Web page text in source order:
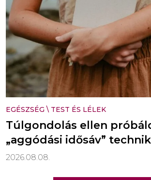
EGÉSZSÉG \ TEST ÉS LÉLEK
Túlgondolás ellen
„aggódási idősáv”
2026.08.08.